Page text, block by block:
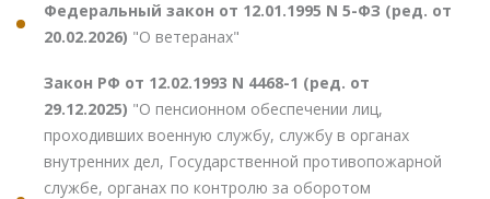
Федеральный закон от 12.01.1995 N 5-ФЗ (ред. от
20.02.2026) "О ветеранах"
Закон РФ от 12.02.1993 N 4468-1 (ред. от
29.12.2025) "О пенсионном обеспечении лиц,
проходивших военную службу, службу в органах
внутренних дел, Государственной противопожарной
службе, органах по контролю за оборотом